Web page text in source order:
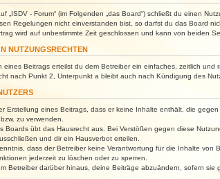
„ISDV - Forum“ (im Folgenden „das Board“) schließt du einen
Regelungen nicht einverstanden bist, so darfst du das Board
wird auf unbestimmte Zeit geschlossen und kann von beiden
NUTZUNGSRECHTEN
eines Beitrags erteilst du dem Betreiber ein einfaches, zeitlich
nach Punkt 2, Unterpunkt a bleibt auch nach Kündigung des
Erstellung eines Beitrags, dass er keine Inhalte enthält, die
zu verwenden.
Boards übt das Hausrecht aus. Bei Verstößen gegen diese
und dir ein Hausverbot erteilen.
dass der Betreiber keine Verantwortung für die Inhalte
jederzeit zu löschen oder zu sperren.
Betreiber darüber hinaus, deine Beiträge abzuändern, sofern